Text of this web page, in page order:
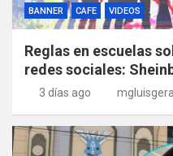
BANNER CAFE VIDEOS
Reglas en escuelas
redes sociales:
3 días ago